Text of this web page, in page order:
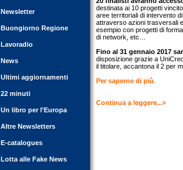
Newsletter
Buongiorno Regione
Lavoradio
News
Ultimi aggiornamenti
22 minuti
Un libro per l'Europa
Altre Newsletters
E-catalogues
Lotta alle Fake News
destinata ai 10 progetti
aree territoriali di intervento
attraverso azioni trasversali
esempio con progetti di
di network, etc…
Fino al 31 gennaio 2017
disposizione grazie a
il titolare, accantona il 2 per
Per saperne di più
Continua a leggere...»